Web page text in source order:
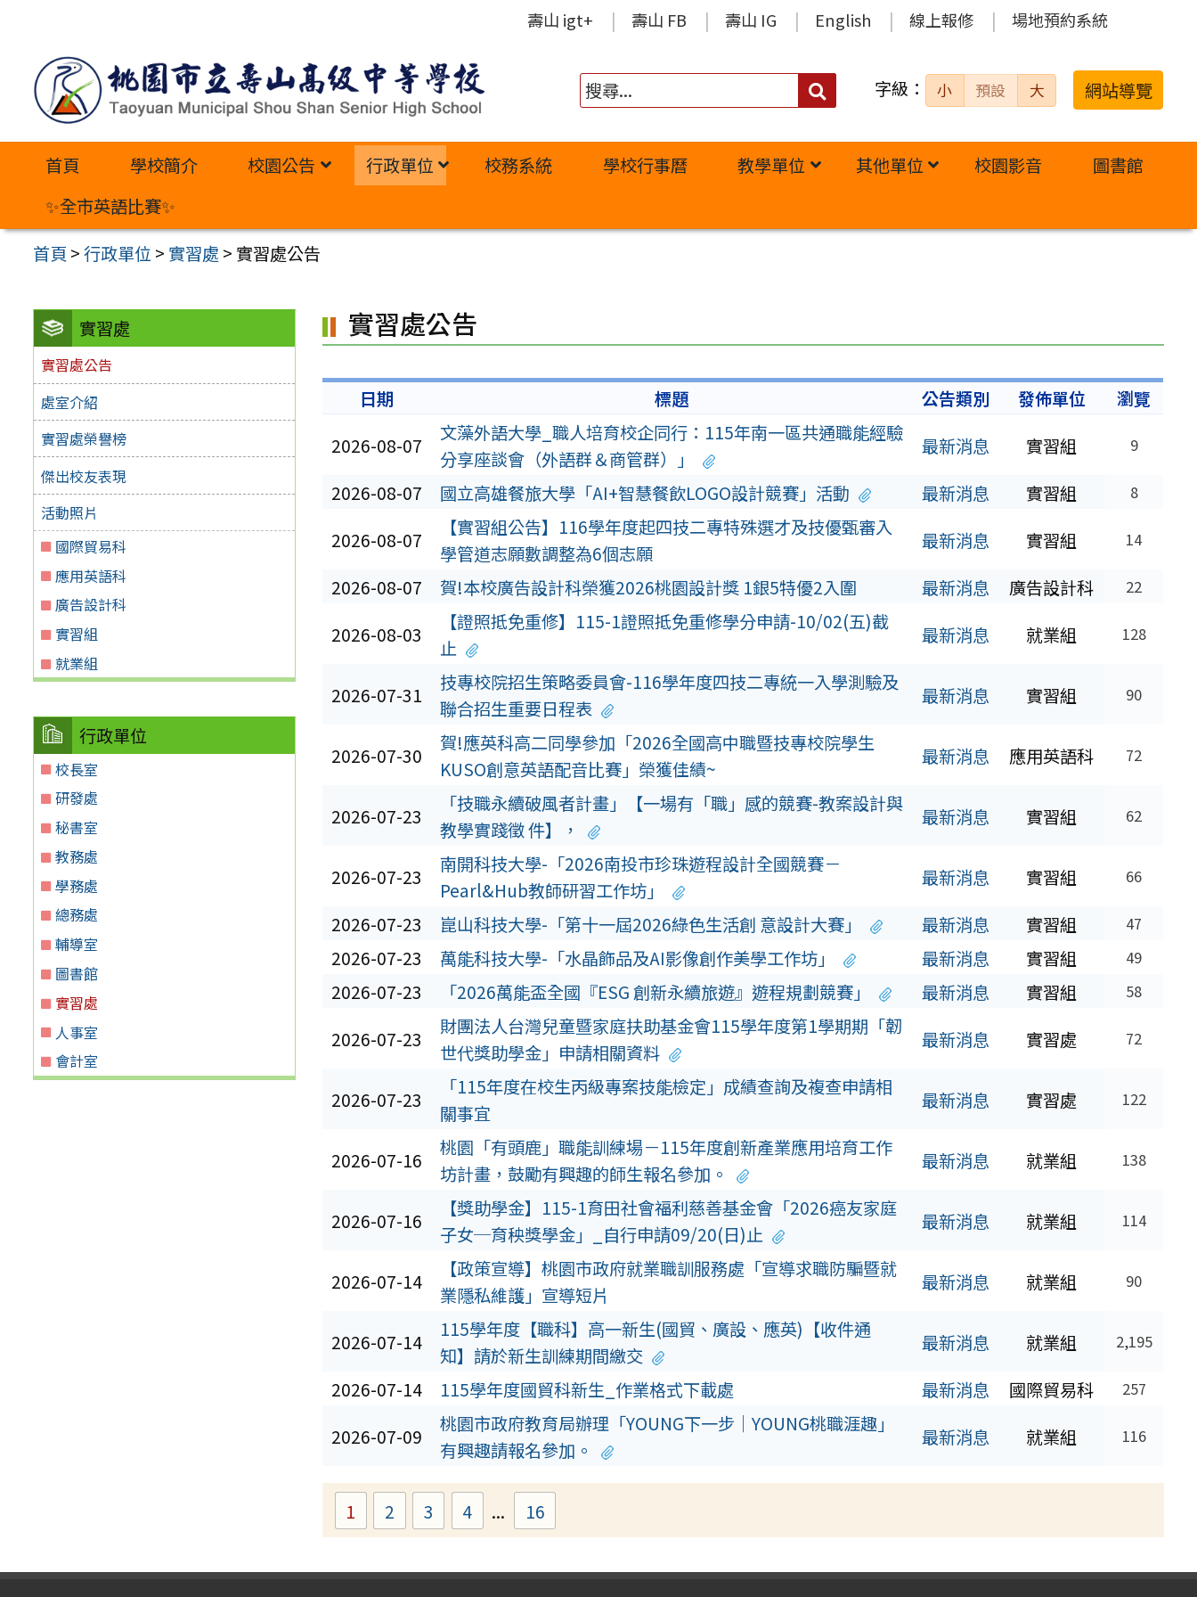
內
壽山 igt+ 壽山 FB 壽山 IG English 線上報修 場地預約系統
搜
字級： 小 預設 大 網站導覽
首頁 學校簡介 校園公告 行政單位 校務系統 學校行事曆 教學單位 其他單位 校園影音
圖書館
✨全市英語比賽✨
首頁 >行政單位 > 實習處 > 實習處公告
實習處
實習處公告
處室介紹
實習處榮譽榜
傑出校友表現
活動照片
國際貿易科
應用英語科
廣告設計科
實習組
就業組
行政單位
校長室
研發處
秘書室
教務處
學務處
總務處
輔導室
圖書館
實習處
人事室
會計室
實習處公告
日期 標題 公告類別 發佈單位
瀏覽
2026-08-07
文藻外語大學_職人培育校企同行：115年南一區共通職能經驗
分享座談會（外語群＆商管群）」
最新消息 實習組 9
2026-08-07 國立高雄餐旅大學「AI+智慧餐飲LOGO設計競賽」活動 最新消息 實習組 8
2026-08-07
【實習組公告】116學年度起四技二專特殊選才及技優甄審入
學管道志願數調整為6個志願
最新消息 實習組 14
2026-08-07 賀!本校廣告設計科榮獲2026桃園設計獎 1銀5特優2入圍 最新消息 廣告設計科 22
2026-08-03
【證照抵免重修】115-1證照抵免重修學分申請-10/02(五)截
止
最新消息 就業組 128
2026-07-31
技專校院招生策略委員會-116學年度四技二專統一入學測驗及
聯合招生重要日程表
最新消息 實習組 90
2026-07-30
賀!應英科高二同學參加「2026全國高中職暨技專校院學生
KUSO創意英語配音比賽」榮獲佳績~
最新消息 應用英語科 72
2026-07-23
「技職永續破風者計畫」【一場有「職」感的競賽-教案設計與
教學實踐徵 件】，
最新消息 實習組 62
2026-07-23
南開科技大學-「2026南投市珍珠遊程設計全國競賽－
Pearl&Hub教師研習工作坊」
最新消息 實習組 66
2026-07-23 崑山科技大學-「第十一屆2026綠色生活創 意設計大賽」 最新消息 實習組 47
2026-07-23 萬能科技大學-「水晶飾品及AI影像創作美學工作坊」 最新消息 實習組 49
2026-07-23 「2026萬能盃全國『ESG 創新永續旅遊』遊程規劃競賽」 最新消息 實習組 58
2026-07-23
財團法人台灣兒童暨家庭扶助基金會115學年度第1學期期「韌
世代獎助學金」申請相關資料
最新消息 實習處 72
2026-07-23
「115年度在校生丙級專案技能檢定」成績查詢及複查申請相
關事宜
最新消息 實習處 122
2026-07-16
桃園「有頭鹿」職能訓練場－115年度創新產業應用培育工作
坊計畫，鼓勵有興趣的師生報名參加。
最新消息 就業組 138
2026-07-16
【獎助學金】115-1育田社會福利慈善基金會「2026癌友家庭
子女─育秧獎學金」_自行申請09/20(日)止
最新消息 就業組 114
2026-07-14
【政策宣導】桃園市政府就業職訓服務處「宣導求職防騙暨就
業隱私維護」宣導短片
最新消息 就業組 90
2026-07-14
115學年度【職科】高一新生(國貿、廣設、應英)【收件通
知】請於新生訓練期間繳交
最新消息 就業組 2,195
2026-07-14 115學年度國貿科新生_作業格式下載處 最新消息 國際貿易科 257
2026-07-09
桃園市政府教育局辦理「YOUNG下一步｜YOUNG桃職涯趣」
有興趣請報名參加。
最新消息 就業組 116
1 2 3 4 ... 16